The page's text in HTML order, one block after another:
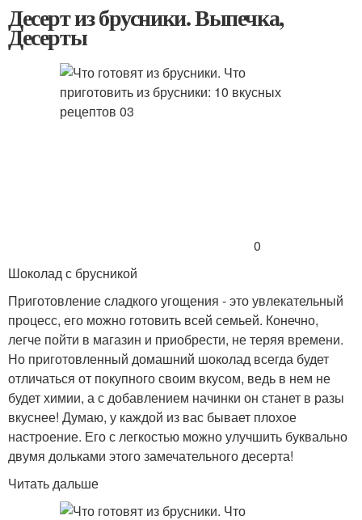
Десерт из брусники. Выпечка,
Десерты
0
Шоколад с брусникой
Приготовление сладкого угощения - это увлекательный
процесс, его можно готовить всей семьей. Конечно,
легче пойти в магазин и приобрести, не теряя времени.
Но приготовленный домашний шоколад всегда будет
отличаться от покупного своим вкусом, ведь в нем не
будет химии, а с добавлением начинки он станет в разы
вкуснее! Думаю, у каждой из вас бывает плохое
настроение. Его с легкостью можно улучшить буквально
двумя дольками этого замечательного десерта!
Читать дальше